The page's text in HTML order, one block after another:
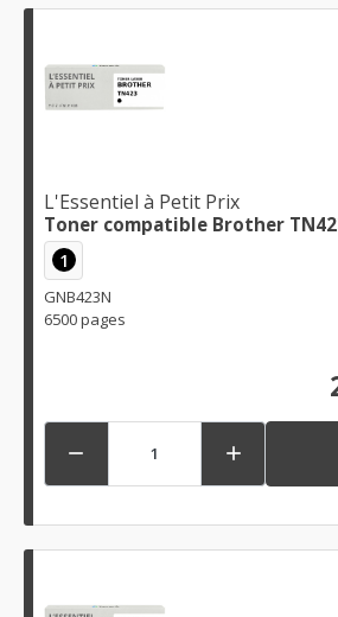
L'Essentiel à Petit Prix
Toner compatible Brother
1
GNB423N
6500 pages
 